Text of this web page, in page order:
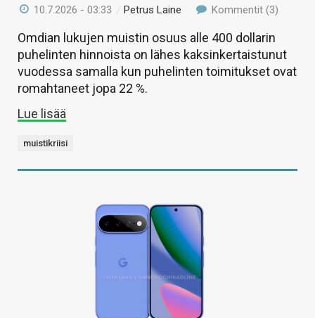
10.7.2026 - 03:33 /Petrus Laine Kommentit (3)
Omdian lukujen muistin osuus alle 400 dollarin
puhelinten hinnoista on lähes kaksinkertaistunut
vuodessa samalla kun puhelinten toimitukset ovat
romahtaneet jopa 22 %.
Lue lisää
muistikriisi